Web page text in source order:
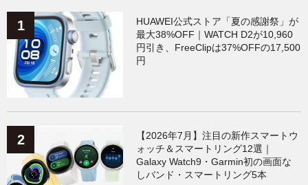
HUAWEI公式ストア「夏の感謝祭」が
最大38%OFF｜WATCH D2が10,960
円引き、FreeClipは37%OFFの17,500
円
【2026年7月】注目の新作スマートウ
ォッチ＆スマートリング12選｜
Galaxy Watch9・Garmin初の画面な
しバンド・スマートリング5本